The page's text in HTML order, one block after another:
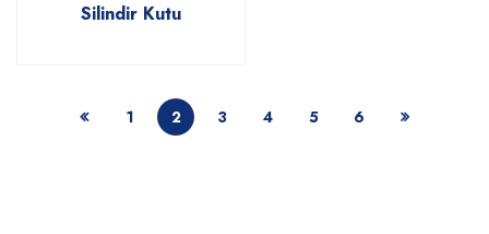
Silindir Kutu
1 2 3 4 5 6